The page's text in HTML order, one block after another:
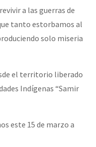
a las guerras de
tanto estorbamos al
solo miseria
liberado
Indígenas “Samir
este 15 de marzo a